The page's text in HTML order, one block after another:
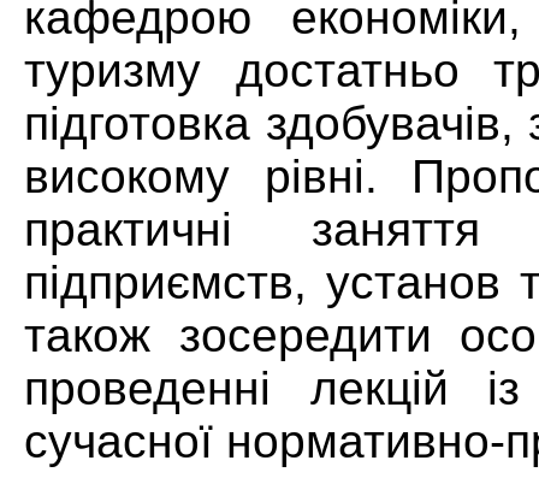
кафедрою
туризму достатньо
підготовка
високому рівні.
практичні
підприємств, установ
також зосередити
проведенні лекцій
сучасної нормативно-